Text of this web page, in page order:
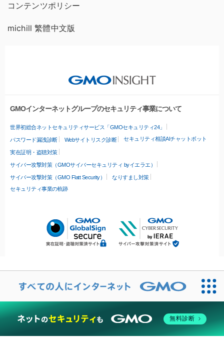
コンテンツポリシー
michill 繁體中文版
GMOインターネットグループのセキュリティ事業について
世界初総合ネットセキュリティサービス「GMOセキュリティ24」
パスワード漏洩診断 Webサイトリスク診断 セキュリティ相談AIチャットボット
実在証明・盗聴対策
サイバー攻撃対策（GMOサイバーセキュリティ byイエラエ）
サイバー攻撃対策（GMO Flatt Security）
なりすまし対策
セキュリティ事業の軌跡
無料診断